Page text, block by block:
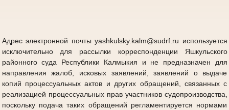
Адрес электронной почты yashkulsky.kalm@sudrf.ru используется
исключительно для рассылки корреспонденции Яшкульского
районного суда Республики Калмыкия и не предназначен для
направления жалоб, исковых заявлений, заявлений о выдаче
копий процессуальных актов и других обращений, связанных с
реализацией процессуальных прав участников судопроизводства,
поскольку подача таких обращений регламентируется нормами